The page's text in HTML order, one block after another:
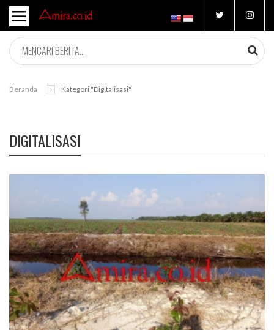
Beranda Kategori "digitalisasi"
DIGITALISASI